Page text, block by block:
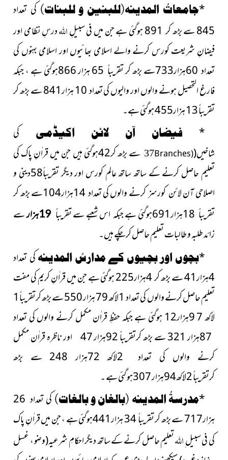
*جامعاتُ المدینہ(للبنین و للبنات)کی تعداد
845 سے بڑھ کر 891 ہوگئی ہے جن میں فی سبیلِ
اللہدرسِ نظامی اور
فیضانِ شریعت کورس کرنے والے اسلامی بھائیوں اور اسلامی بہنوں کی
تعداد 60ہزار733سے بڑھ کر تقریباً 65 ہزار 866ہوگئی ہے ، جبکہ
فارغ التحصیل ہونے والوں اور والیوں کی تعداد 10 ہزار841 سے بڑھ کر
تقریباً 13 ہزار455 ہوگئی ہے۔
*
فیضان آن لائن اکیڈمیکی
شاخیں(
Branches)
37
سے بڑھ کر42ہوگئی ہیں جن میں قراٰنِ پاک کی
تعلیم حاصل کرنے کے ساتھ ساتھ عالِم کورس اور دیگر تقریباً58دینی و
اصلاحی آن لائن کورسز کرنے والوں کی تعداد 14ہزار104سے بڑھ کر
تقریباً 18ہزار691ہوگئی ہے جبکہ اس شعبے سے تقریباً
19ہزار
سے
زائد طلبہ و طالبات تعلیم حاصل کرچکے ہیں۔
*بچوں اور بچیوں کے مدارسُ المدینہ کی تعداد
4ہزار41 سے بڑھ کر 4ہزار225 ہوگئی ہے جن میں قراٰنِ کریم کی مفت
تعلیم حاصل کرنے والوں کی تعداد 1لاکھ 79 ہزار 550 سے بڑھ کرتقریباً1
لاکھ 7 9ہزار12 ہوگئی ہے جبکہ حفظِ قراٰن مکمل کرنے والوں کی تعداد
87ہزار 321 سے بڑھ کرتقریباً 92ہزار 47 اور ناظرہ قراٰن مکمل
کرنے والوں کی تعداد 2لاکھ 72ہزار 248 سے بڑھ
کرتقریباً 2لاکھ94ہزار 307ہو گئی ہے ۔
*مدرسۃُ المدینہ (بالغان و بالغات)
کی تعداد 26
ہزار717 سے بڑھ کر تقریباً 34 ہزار441ہوگئی ہے ، جن میں قراٰنِ پاک
کی فی سبیل ِاللہتعلیم حاصل کرنے کے ساتھ دیگر احکامِ شرعیہ(وضو ، غسل